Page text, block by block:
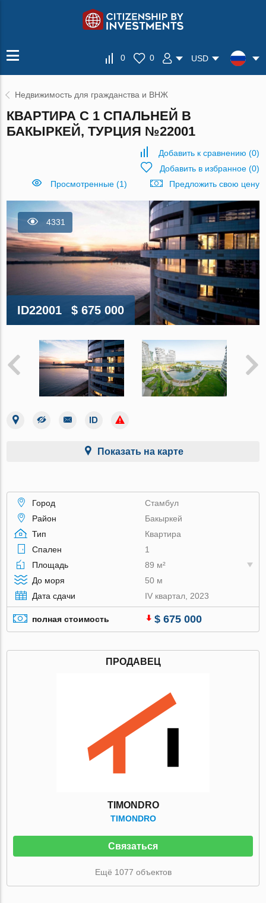
0 0 USD
Недвижимость для гражданства и ВНЖ
КВАРТИРА С 1 СПАЛЬНЕЙ В
БАКЫРКЕЙ, ТУРЦИЯ №22001
Добавить к сравнению (0)
Добавить в избранное(0)
Просмотренные (1)
Предложить свою цену
4331
ID22001 $ 675 000
Показать на карте
Город
Стамбул
Район
Бакыркей
Тип
Квартира
Спален
1
Площадь
89 м²
До моря
50 м
Дата сдачи
IV квартал, 2023
полная стоимость $ 675 000
ПРОДАВЕЦ
TIMONDRO
TIMONDRO
Связаться
Ещё 1077 объектов